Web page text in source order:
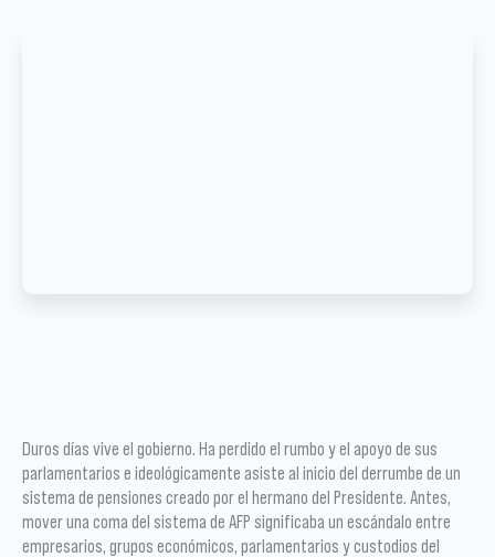
Duros días vive el gobierno. Ha perdido el rumbo y el apoyo de sus
parlamentarios e ideológicamente asiste al inicio del derrumbe de un
sistema de pensiones creado por el hermano del Presidente. Antes,
mover una coma del sistema de AFP significaba un escándalo entre
empresarios, grupos económicos, parlamentarios y custodios del